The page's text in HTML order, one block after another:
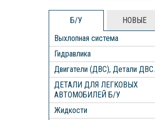
Б/У
НОВЫЕ
Выхлопная система
Гидравлика
Двигатели (ДВС), Детали ДВС.
ДЕТАЛИ ДЛЯ ЛЕГКОВЫХ
АВТОМОБИЛЕЙ Б/У
Жидкости